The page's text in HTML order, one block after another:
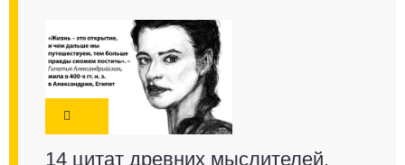
14 цитат древних мыслителей,